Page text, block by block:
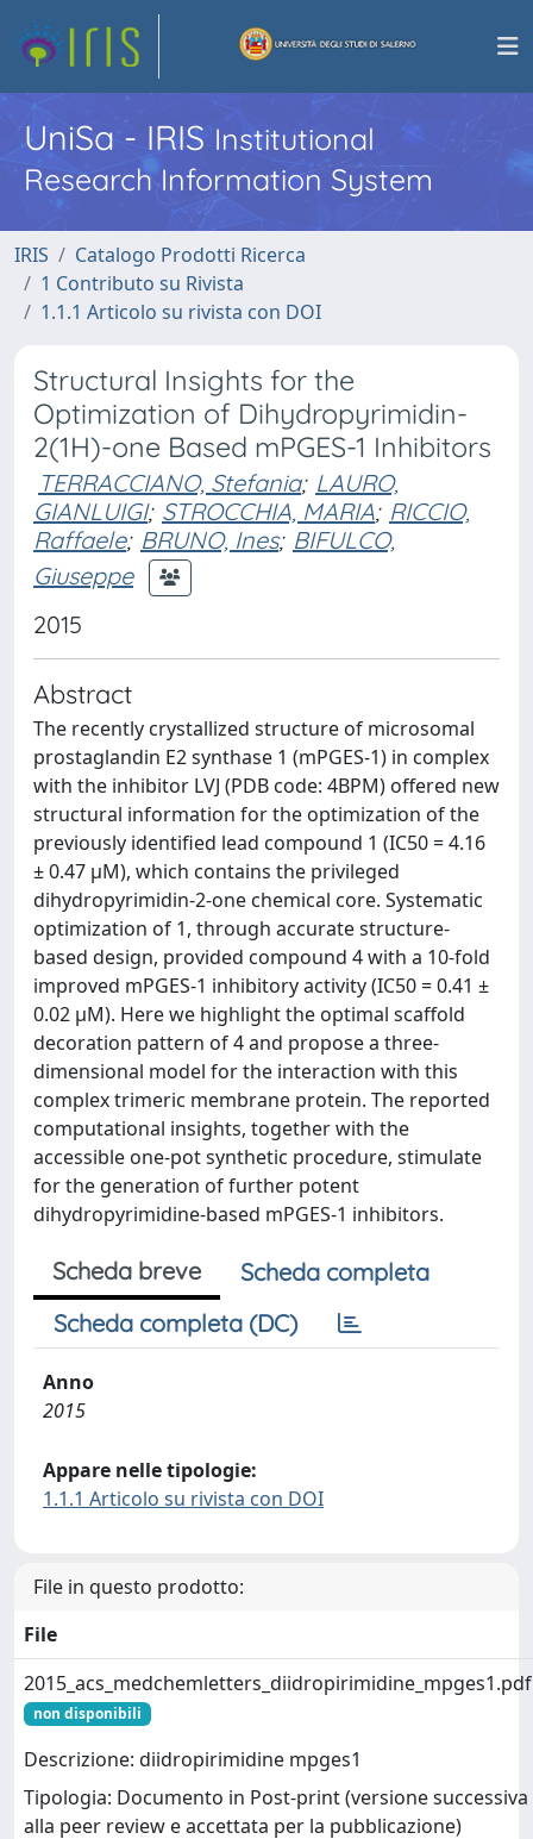
UniSa - IRISInstitutional
Research Information System
IRIS
Catalogo Prodotti Ricerca
1 Contributo su Rivista
1.1.1 Articolo su rivista con DOI
Structural Insights for the
Optimization of Dihydropyrimidin-
2(1H)-one Based mPGES-1 Inhibitors
TERRACCIANO, Stefania; LAURO,
GIANLUIGI; STROCCHIA, MARIA; RICCIO,
Raffaele; BRUNO, Ines; BIFULCO,
Giuseppe
2015
Abstract
The recently crystallized structure of microsomal
prostaglandin E2 synthase 1 (mPGES-1) in complex
with the inhibitor LVJ (PDB code: 4BPM) offered new
structural information for the optimization of the
previously identified lead compound 1 (IC50 = 4.16
± 0.47 μM), which contains the privileged
dihydropyrimidin-2-one chemical core. Systematic
optimization of 1, through accurate structure-
based design, provided compound 4 with a 10-fold
improved mPGES-1 inhibitory activity (IC50 = 0.41 ±
0.02 μM). Here we highlight the optimal scaffold
decoration pattern of 4 and propose a three-
dimensional model for the interaction with this
complex trimeric membrane protein. The reported
computational insights, together with the
accessible one-pot synthetic procedure, stimulate
for the generation of further potent
dihydropyrimidine-based mPGES-1 inhibitors.
Scheda breve
Scheda completa
Scheda completa (DC)
Anno
2015
Appare nelle tipologie:
1.1.1 Articolo su rivista con DOI
File in questo prodotto:
File
2015_acs_medchemletters_diidropirimidine_mpges1.pdf
non disponibili
Descrizione: diidropirimidine mpges1
Tipologia: Documento in Post-print (versione successiva
alla peer review e accettata per la pubblicazione)